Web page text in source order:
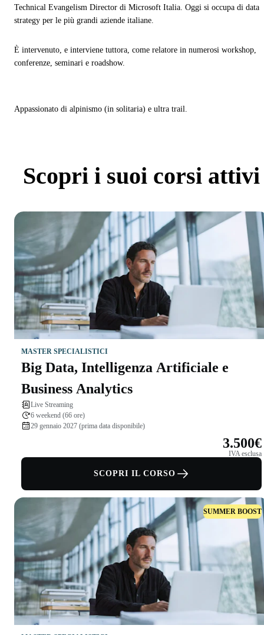
Technical Evangelism Director di Microsoft Italia. Oggi si occupa di data
strategy per le più grandi aziende italiane.
È intervenuto, e interviene tuttora, come relatore in numerosi workshop,
conferenze, seminari e roadshow.
Appassionato di alpinismo (in solitaria) e ultra trail.
Scopri i suoi corsi attivi
MASTER SPECIALISTICI
Big Data, Intelligenza Artificiale e
Business Analytics
Live Streaming
6 weekend (66 ore)
29 gennaio 2027 (prima data disponibile)
3.500€
IVA esclusa
SCOPRI IL CORSO
SUMMER BOOST